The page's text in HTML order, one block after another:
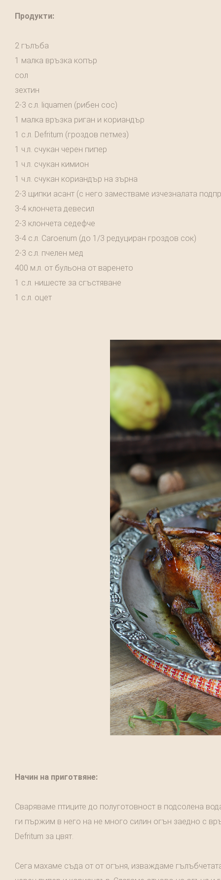
Продукти:
2 гълъба
1 малка връзка копър
сол
зехтин
2-3 с.л. liquamen (рибен сос)
1 малка връзка риган и кориандър
1 с.л. Defritum (гроздов петмез)
1 ч.л. счукан черен пипер
1 ч.л. счукан кимион
1 ч.л. счукан кориандър на зърна
2-3 щипки асант (с него заместваме изчезналата
3-4 клончета девесил
2-3 клончета седефче
3-4 с.л. Caroenum (до 1/3 редуциран гроздов сок)
2-3 с.л. пчелен мед
400 м.л. от бульона от варенето
1 с.л. нишесте за сгъстяване
1 с.л. оцет
Начин на приготвяне:
Сваряваме птиците до полуготовност в подсолена
ги пържим в него на не много силин огън заедно с
Defritum за цвят.
Сега махаме съда от от огъня, изваждаме